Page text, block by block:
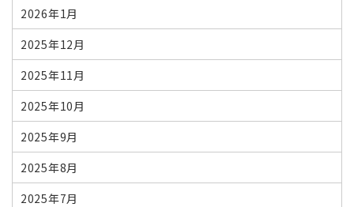
2026年1月
2025年12月
2025年11月
2025年10月
2025年9月
2025年8月
2025年7月